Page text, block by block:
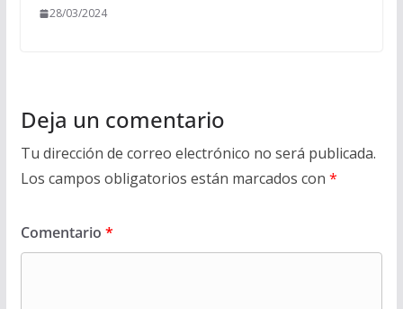
28/03/2024
Deja un comentario
Tu dirección de correo electrónico no será publicada.
Los campos obligatorios están marcados con *
Comentario *